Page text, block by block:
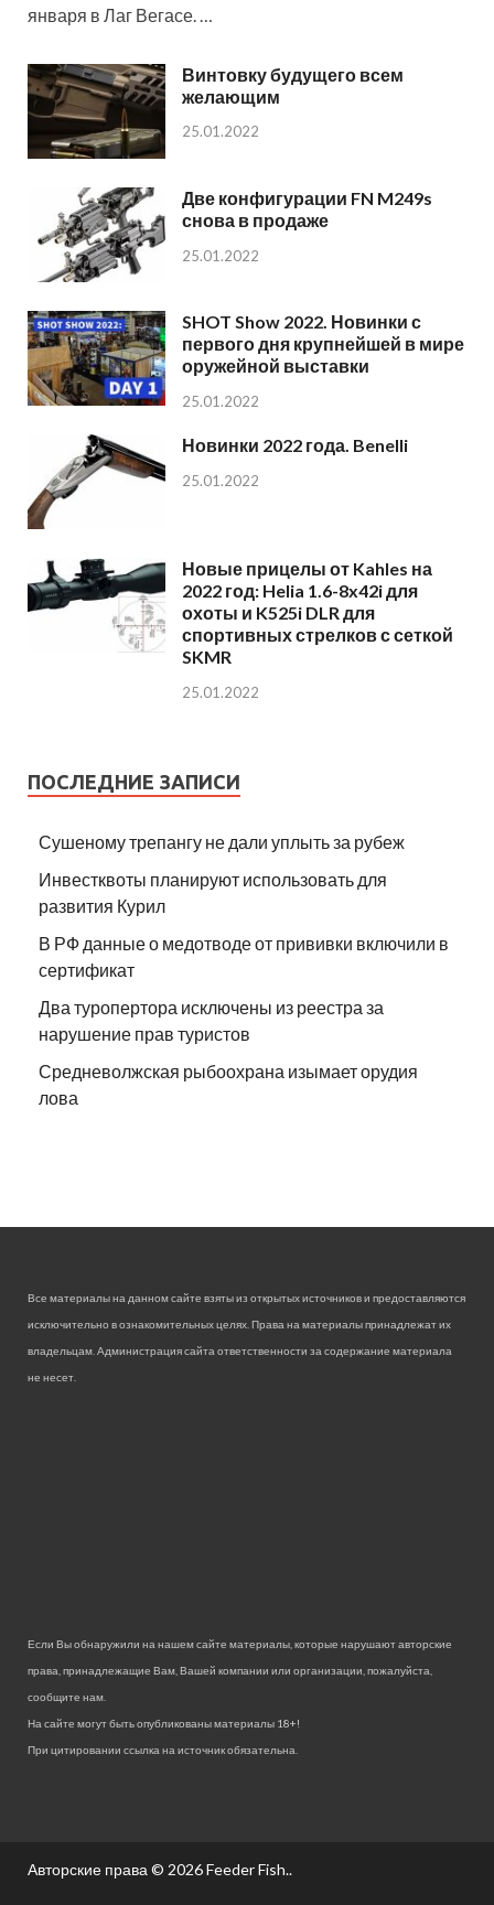
января в Лаг Вегасе. …
Винтовку будущего всем
желающим
25.01.2022
Две конфигурации FN M249s
снова в продаже
25.01.2022
SHOT Show 2022. Новинки с
первого дня крупнейшей в мире
оружейной выставки
25.01.2022
Новинки 2022 года. Benelli
25.01.2022
Новые прицелы от Kahles на
2022 год: Helia 1.6-8x42i для
охоты и K525i DLR для
спортивных стрелков с сеткой
SKMR
25.01.2022
ПОСЛЕДНИЕ ЗАПИСИ
Сушеному трепангу не дали уплыть за рубеж
Инвестквоты планируют использовать для
развития Курил
В РФ данные о медотводе от прививки включили в
сертификат
Два туропертора исключены из реестра за
нарушение прав туристов
Средневолжская рыбоохрана изымает орудия
лова
Все материалы на данном сайте взяты из открытых источников и предоставляются
исключительно в ознакомительных целях. Права на материалы принадлежат их
владельцам. Администрация сайта ответственности за содержание материала
не несет.
Если Вы обнаружили на нашем сайте материалы, которые нарушают авторские
права, принадлежащие Вам, Вашей компании или организации, пожалуйста,
сообщите нам.
На сайте могут быть опубликованы материалы 18+!
При цитировании ссылка на источник обязательна.
Авторские права © 2026Feeder Fish..